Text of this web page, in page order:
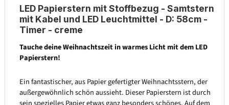
LED Papierstern mit Stoffbezug - Samtstern
mit Kabel und LED Leuchtmittel - D: 58cm -
Timer - creme
Tauche deine Weihnachtszeit in warmes Licht mit dem LED
Papierstern!
Ein fantastischer, aus Papier gefertigter Weihnachtsstern, der
außergewöhnlich schön aussieht. Dieser Papierstern ist durch